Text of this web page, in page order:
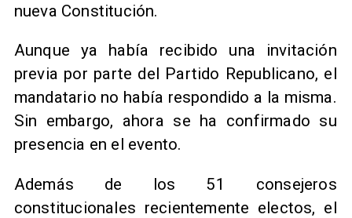
nueva Constitución.
Aunque ya había recibido una invitación
previa por parte del Partido Republicano, el
mandatario no había respondido a la misma.
Sin embargo, ahora se ha confirmado su
presencia en el evento.
Además de los 51 consejeros
constitucionales recientemente electos, el